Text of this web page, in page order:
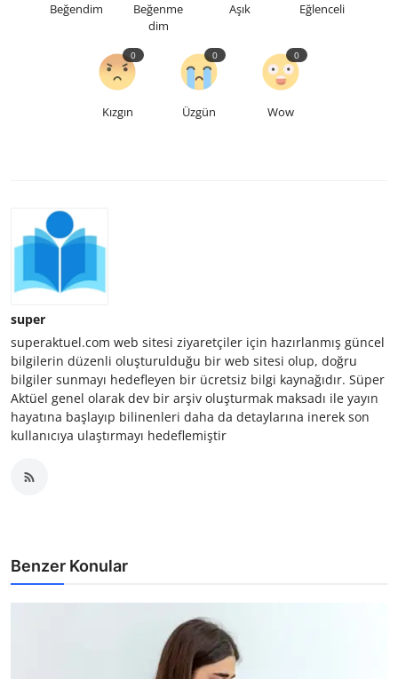
Beğendim
Beğenme
dim
Aşık Eğlenceli
Kızgın
0
Üzgün
0
Wow
0
super
superaktuel.com web sitesi ziyaretçiler için hazırlanmış güncel
bilgilerin düzenli oluşturulduğu bir web sitesi olup, doğru
bilgiler sunmayı hedefleyen bir ücretsiz bilgi kaynağıdır. Süper
Aktüel genel olarak dev bir arşiv oluşturmak maksadı ile yayın
hayatına başlayıp bilinenleri daha da detaylarına inerek son
kullanıcıya ulaştırmayı hedeflemiştir
Benzer Konular